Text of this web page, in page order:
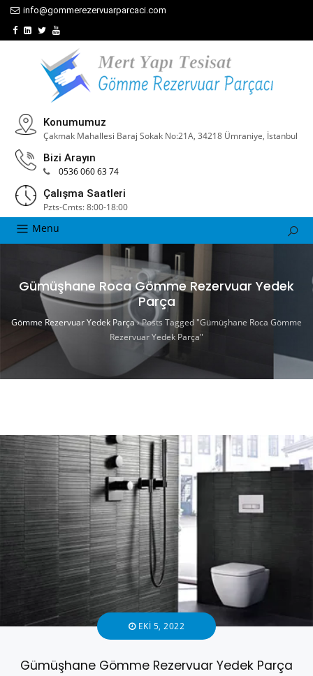
info@gommerezervuarparcaci.com
Konumumuz
Çakmak Mahallesi Baraj Sokak No:21A, 34218 Ümraniye, İstanbul
Bizi Arayın
0536 060 63 74
Çalışma Saatleri
Pzts-Cmts: 8:00-18:00
Menu
Gümüşhane Roca Gömme Rezervuar Yedek
Parça
Gömme Rezervuar Yedek Parça›Posts Tagged "Gümüşhane Roca Gömme
Rezervuar Yedek Parça"
EKI 5, 2022
Gümüşhane Gömme Rezervuar Yedek Parça